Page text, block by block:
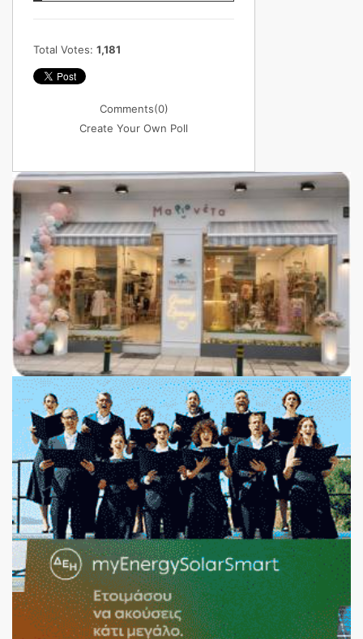
Total Votes: 1,181
Comments(0)
Create Your Own Poll